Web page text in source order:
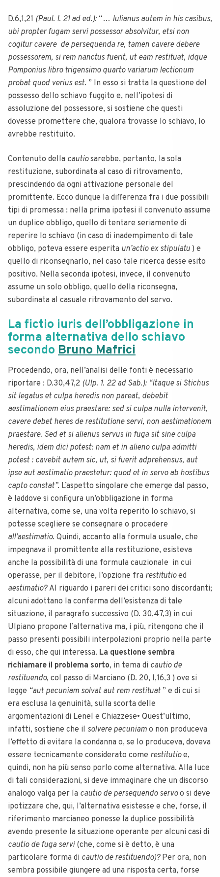
D.6,1,21 (Paul. I. 21 ad ed.): “… Iulianus autem in his casibus,
ubi propter fugam servi possessor absolvitur, etsi non
cogitur cavere de persequenda re, tamen cavere debere
possessorem, si rem nanctus fuerit, ut eam restituat, idque
Pomponius libro trigensimo quarto variarum lectionum
probat quod verius est. ” In esso si tratta la questione del
possesso dello schiavo fuggito e, nell’ipotesi di
assoluzione del possessore, si sostiene che questi
dovesse promettere che, qualora trovasse lo schiavo, lo
avrebbe restituito.
Contenuto della cautiosarebbe, pertanto, la sola
restituzione, subordinata al caso di ritrovamento,
prescindendo da ogni attivazione personale del
promittente. Ecco dunque la differenza fra i due possibili
tipi di promessa : nella prima ipotesi il convenuto assume
un duplice obbligo, quello di tentare seriamente di
reperire lo schiavo (in caso di inadempimento di tale
obbligo, poteva essere esperita un’actio ex stipulatu ) e
quello di riconsegnarlo, nel caso tale ricerca desse esito
positivo. Nella seconda ipotesi, invece, il convenuto
assume un solo obbligo, quello della riconsegna,
subordinata al casuale ritrovamento del servo.
La fictio iuris dell’obbligazione in
forma alternativa dello schiavo
secondo Bruno Mafrici
Procedendo, ora, nell’analisi delle fonti è necessario
riportare : D.30,47,2 (Ulp. 1. 22 ad Sab.): “ltaque si Stichus
sit legatus et culpa heredis non pareat, debebit
aestimationem eius praestare: sed si culpa nulla intervenit,
cavere debet heres de restitutione servi, non aestimationem
praestare. Sed et si alienus servus in fuga sit sine culpa
heredis, idem dici potest: nam et in alieno culpa admitti
potest : cavebit autem sic, ut, si fuerit adprehensus, aut
ipse aut aestimatio praestetur: quod et in servo ab hostibus
capto constat”. L’aspetto singolare che emerge dal passo,
è laddove si configura un’obbligazione in forma
alternativa, come se, una volta reperito lo schiavo, si
potesse scegliere se consegnare o procedere
all’aestimatio. Quindi, accanto alla formula usuale, che
impegnava il promittente alla restituzione, esisteva
anche la possibilità di una formula cauzionale in cui
operasse, per il debitore, l’opzione fra restitutioed
aestimatio? Al riguardo i pareri dei critici sono discordanti;
alcuni adottano la conferma dell’esistenza di tale
situazione, il paragrafo successivo (D. 30,47,3) in cui
Ulpiano propone l’alternativa ma, i più, ritengono che il
passo presenti possibili interpolazioni proprio nella parte
di esso, che qui interessa. La questione sembra
richiamare il problema sorto, in tema di cautio de
restituendo, col passo di Marciano (D. 20, I,16,3 ) ove si
legge “aut pecuniam solvat aut rem restituat ” e di cui si
era esclusa la genuinità, sulla scorta delle
argomentazioni di Lenel e Chiazzese• Quest’ultimo,
infatti, sostiene che il solvere pecuniam o non produceva
l’effetto di evitare la condanna o, se lo produceva, doveva
essere tecnicamente considerato come restitutioe,
quindi, non ha più senso porlo come alternativa. Alla luce
di tali considerazioni, si deve immaginare che un discorso
analogo valga per la cautio de persequendo servoo si deve
ipotizzare che, qui, l’alternativa esistesse e che, forse, il
riferimento marcianeo ponesse la duplice possibilità
avendo presente la situazione operante per alcuni casi di
cautio de fuga servi (che, come si è detto, è una
particolare forma di cautio de restituendo)? Per ora, non
sembra possibile giungere ad una risposta certa, forse